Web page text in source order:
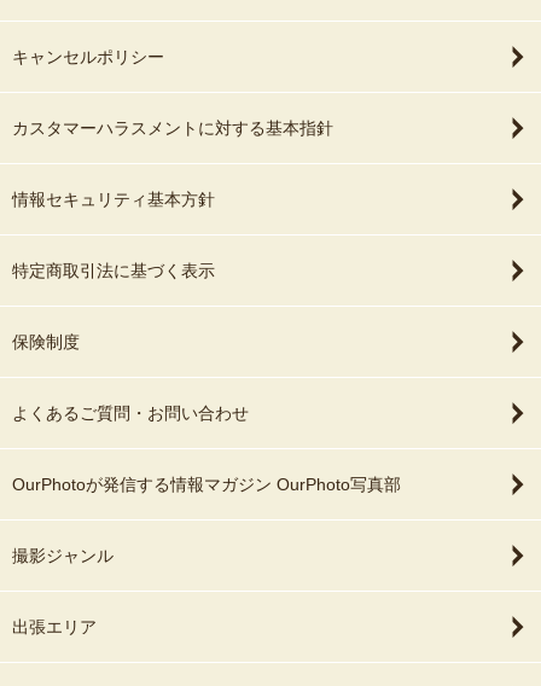
キャンセルポリシー
カスタマーハラスメントに対する基本指針
情報セキュリティ基本方針
特定商取引法に基づく表示
保険制度
よくあるご質問・お問い合わせ
OurPhotoが発信する情報マガジン OurPhoto写真部
撮影ジャンル
出張エリア